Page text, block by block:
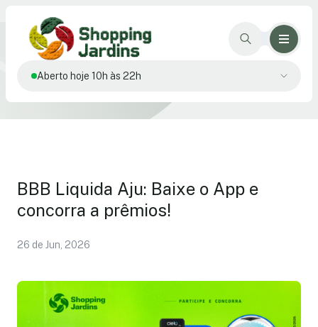
Aberto hoje 10h às 22h
BBB Liquida Aju: Baixe o App e
concorra a prêmios!
26 de Jun, 2026